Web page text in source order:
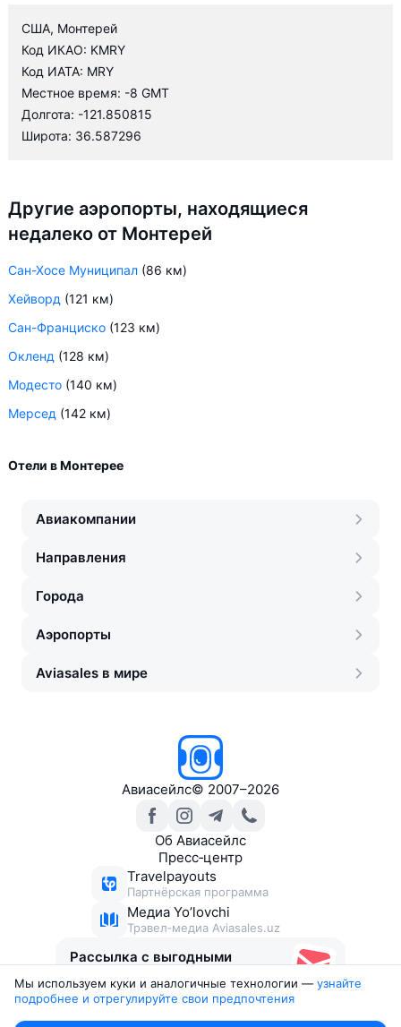
США, Монтерей
Код ИКАО: KMRY
Код ИАТА: MRY
Местное время: -8 GMT
Долгота: -121.850815
Широта: 36.587296
Другие аэропорты, находящиеся
недалеко от Монтерей
Сан-Хосе Муниципал (86 км)
Хейворд (121 км)
Сан-Франциско (123 км)
Окленд (128 км)
Модесто (140 км)
Мерсед (142 км)
Отели в Монтерее
Авиакомпании
Направления
Города
Аэропорты
Aviasales в мире
Авиасейлс© 2007–2026
Об Авиасейлс
Пресс‑центр
Travelpayouts
Партнёрская программа
Медиа Yo’lovchi
Трэвел‑медиа Aviasales.uz
Рассылка с выгодными
Мы используем куки и аналогичные технологии — узнайте
подробнее и отрегулируйте свои предпочтения